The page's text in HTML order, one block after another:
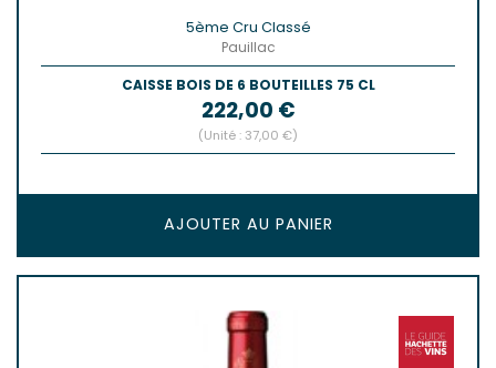
5ème Cru Classé
Pauillac
CAISSE BOIS DE 6 BOUTEILLES 75 CL
Prix
222,00 €
(Unité : 37,00 €)
AJOUTER AU PANIER